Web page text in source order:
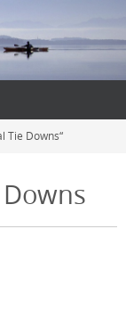
Tie Downs“